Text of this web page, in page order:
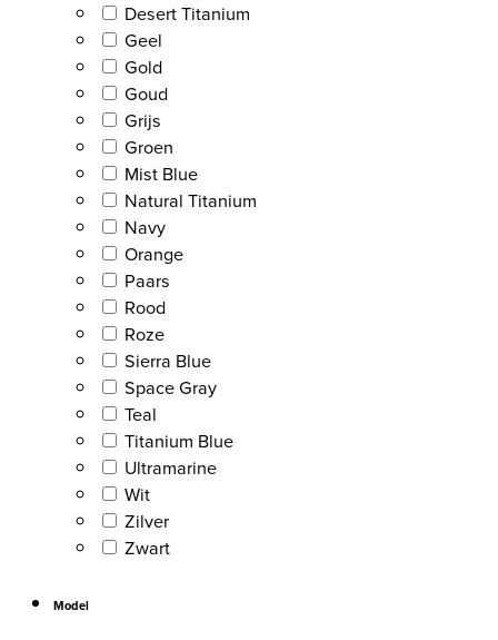
Desert Titanium
Geel
Gold
Goud
Grijs
Groen
Mist Blue
Natural Titanium
Navy
Orange
Paars
Rood
Roze
Sierra Blue
Space Gray
Teal
Titanium Blue
Ultramarine
Wit
Zilver
Zwart
Model